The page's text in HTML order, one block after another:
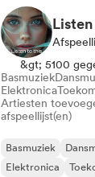
&gt; 5100
Basmuziek
Elektronica
Artiesten
afspeellijst(en)
Basmuziek
Elektronica